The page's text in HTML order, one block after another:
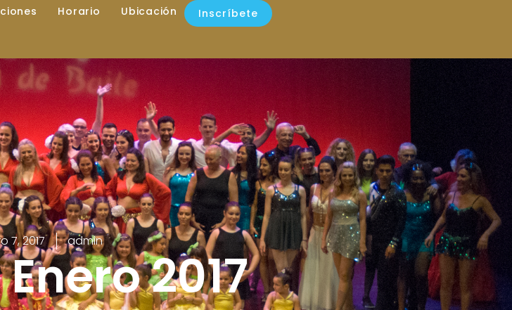
Horario Ubicación Inscríbete
2017
7, 2017 admin